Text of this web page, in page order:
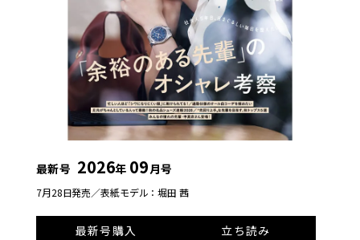
最新号 2026年 09月号
7月28日発売／表紙モデル：堀田 茜
最新号購入
立ち読み